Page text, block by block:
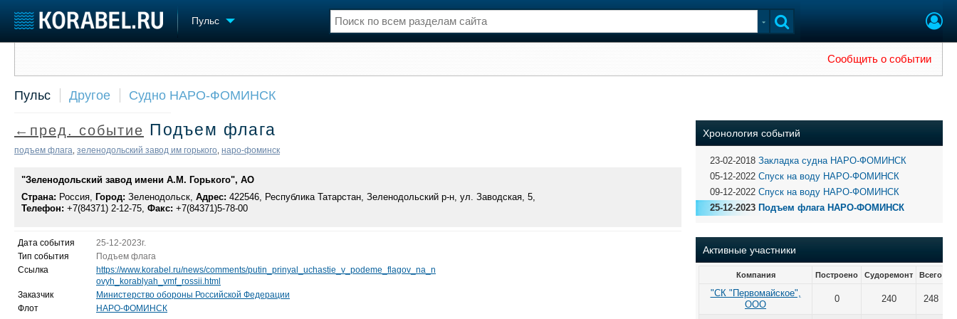
Пульс
Судостроение
Пульс
Компании
Репутация
Крюинг
Журнал
Реклама
Торговая площадка
Доска объявлений
Оборудование
Изделия
Услуги
Конференции
Выставки и семинары
Словарь
Флот
Сообщить о событии
Пульс Другое Судно НАРО-ФОМИНСК
←пред. событие Подъем флага
подъем флага зеленодольский завод им горького наро-фоминск
"Зеленодольский завод имени А.М. Горького", АО
Страна: Россия, Город: Зеленодольск, Адрес: 422546, Республика Татарстан, Зеленодольский р-н, ул. Заводская, 5,
Телефон: +7(84371) 2-12-75, Факс: +7(84371)5-78-00
Дата события
25-12-2023г.
Тип события
Подъем флага
Ссылка
https://www.korabel.ru/news/comments/putin_prinyal_uchastie_v_podeme_flagov_na_n
ovyh_korablyah_vmf_rossii.html
Заказчик
Министерство обороны Российской Федерации
Флот
НАРО-ФОМИНСК
Хронология событий
23-02-2018 Закладка судна НАРО-ФОМИНСК
05-12-2022 Спуск на воду НАРО-ФОМИНСК
09-12-2022 Спуск на воду НАРО-ФОМИНСК
25-12-2023 Подъем флага НАРО-ФОМИНСК
Активные участники
Компания Построено Судоремонт Всего
"СК "Первомайское",
ООО
0 240 248